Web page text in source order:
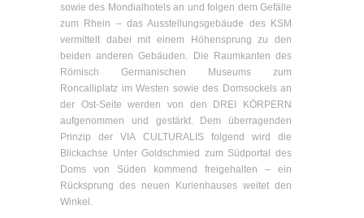
sowie des Mondialhotels an und folgen dem Gefälle
zum Rhein – das Ausstellungsgebäude des KSM
vermittelt dabei mit einem Höhensprung zu den
beiden anderen Gebäuden. Die Raumkanten des
Römisch Germanischen Museums zum
Roncalliplatz im Westen sowie des Domsockels an
der Ost-Seite werden von den DREI KÖRPERN
aufgenommen und gestärkt. Dem überragenden
Prinzip der VIA CULTURALIS folgend wird die
Blickachse Unter Goldschmied zum Südportal des
Doms von Süden kommend freigehalten – ein
Rücksprung des neuen Kurienhauses weitet den
Winkel.